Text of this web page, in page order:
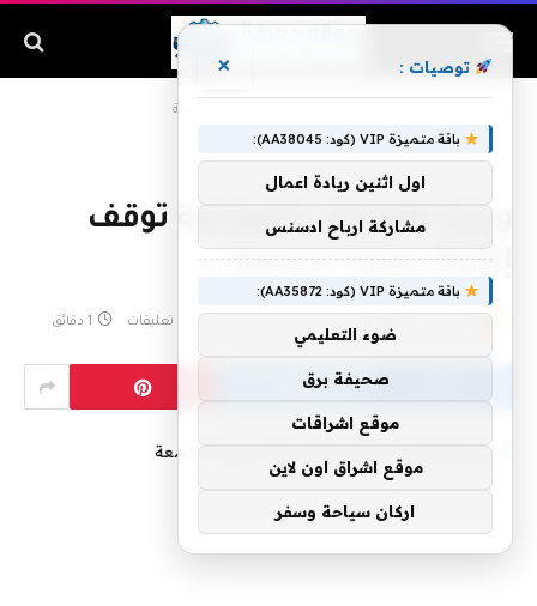
وزارة الأوقاف العمانية توقف إقامة صلاة الجمعة
وزارة الأوقاف العمانية توقف
إقامة صلاة الجمعة
لا توجد تعليقات 1 دقائق
توصيات : ×
باقة متميزة VIP (كود: AA38045):
اول اثنين ريادة اعمال
مشاركة ارباح ادسنس
باقة متميزة VIP (كود: AA35872):
ضوء التعليمي
صحيفة برق
موقع اشراقات
موقع اشراق اون لاين
اركان سياحة وسفر